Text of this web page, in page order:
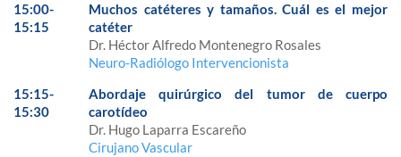
15:00-
15:15
Muchos catéteres y tamaños. Cuál es el mejor
catéter
Dr. Héctor Alfredo Montenegro Rosales
Neuro-Radiólogo Intervencionista
15:15-
15:30
Abordaje quirúrgico del tumor de cuerpo
carotídeo
Dr. Hugo Laparra Escareño
Cirujano Vascular